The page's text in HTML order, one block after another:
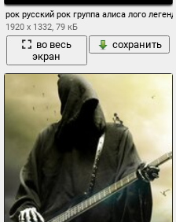
рок русский рок группа алиса лого
1920 x 1332, 79 кБ
во весь
экран
сохранить